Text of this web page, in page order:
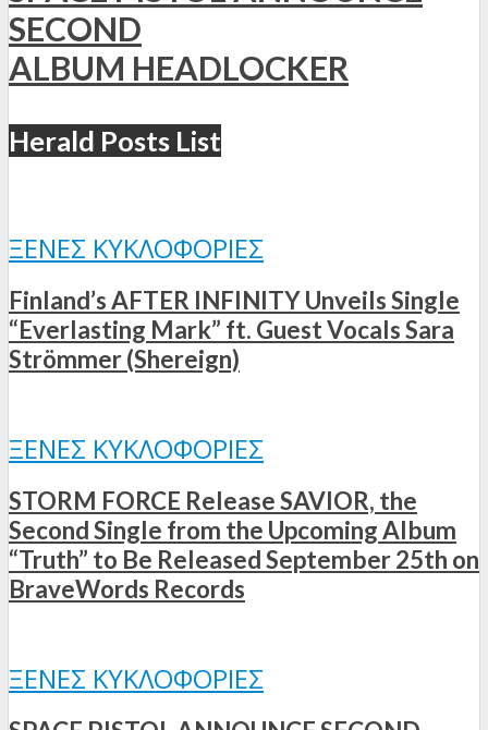
SECOND
ALBUM HEADLOCKER
Herald Posts List
ΞΈΝΕΣ ΚΥΚΛΟΦΟΡΊΕΣ
Finland’s AFTER INFINITY Unveils Single
“Everlasting Mark” ft. Guest Vocals Sara
Strömmer (Shereign)
ΞΈΝΕΣ ΚΥΚΛΟΦΟΡΊΕΣ
STORM FORCE Release SAVIOR, the
Second Single from the Upcoming Album
“Truth” to Be Released September 25th on
BraveWords Records
ΞΈΝΕΣ ΚΥΚΛΟΦΟΡΊΕΣ